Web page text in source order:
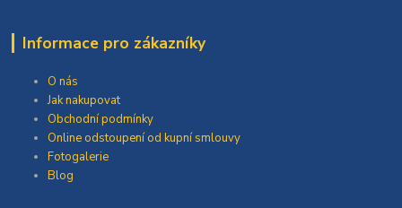
Informace pro zákazníky
O nás
Jak nakupovat
Obchodní podmínky
Online odstoupení od kupní smlouvy
Fotogalerie
Blog